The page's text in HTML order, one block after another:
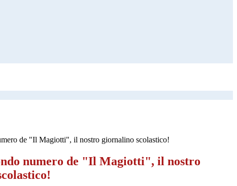
de "Il Magiotti", il nostro giornalino scolastico!
numero de "Il Magiotti", il nostro